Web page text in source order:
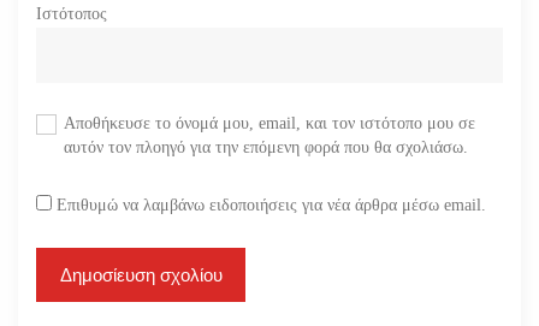
Ιστότοπος
Αποθήκευσε το όνομά μου, email, και τον ιστότοπο μου σε
αυτόν τον πλοηγό για την επόμενη φορά που θα σχολιάσω.
Επιθυμώ να λαμβάνω ειδοποιήσεις για νέα άρθρα μέσω email.